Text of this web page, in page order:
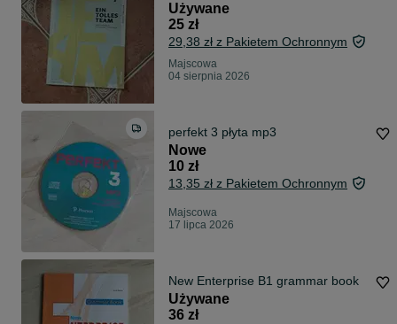
Używane
25 zł
29,38 zł z Pakietem Ochronnym
Majscowa
04 sierpnia 2026
perfekt 3 płyta mp3
Nowe
10 zł
13,35 zł z Pakietem Ochronnym
Majscowa
17 lipca 2026
New Enterprise B1 grammar book
Używane
36 zł